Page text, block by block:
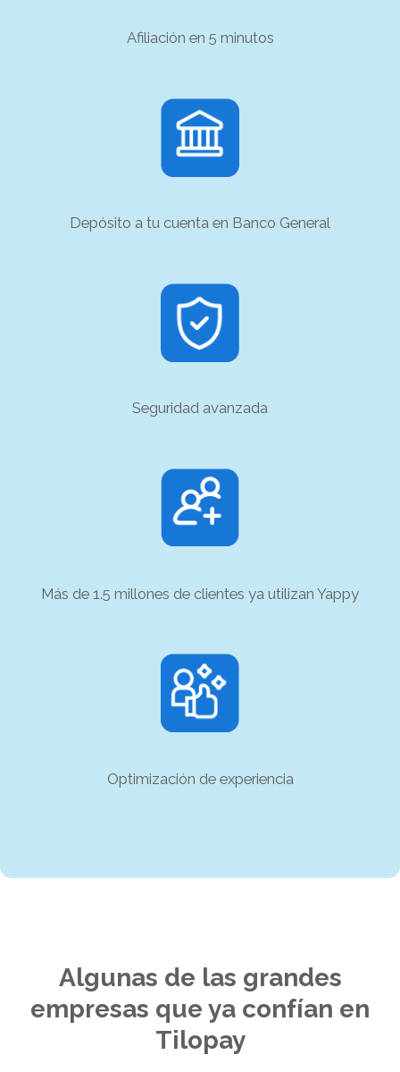
Afiliación en 5 minutos
Depósito a tu cuenta en Banco General
Seguridad avanzada
Más de 1.5 millones de clientes ya utilizan Yappy
Optimización de experiencia
Algunas de las grandes
empresas que ya confían en
Tilopay